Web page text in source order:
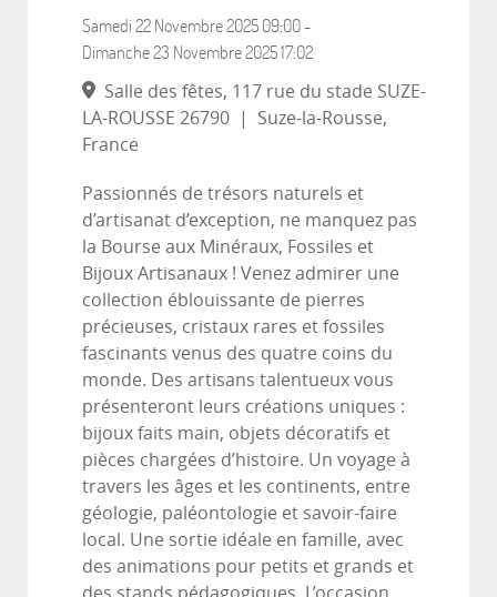
Samedi 22 Novembre 2025 09:00 -
Dimanche 23 Novembre 202517:02
Salle des fêtes, 117 rue du stade SUZE-
LA-ROUSSE 26790
|
Suze-la-Rousse,
France
Passionnés de trésors naturels et
d’artisanat d’exception, ne manquez pas
la Bourse aux Minéraux, Fossiles et
Bijoux Artisanaux ! Venez admirer une
collection éblouissante de pierres
précieuses, cristaux rares et fossiles
fascinants venus des quatre coins du
monde. Des artisans talentueux vous
présenteront leurs créations uniques :
bijoux faits main, objets décoratifs et
pièces chargées d’histoire. Un voyage à
travers les âges et les continents, entre
géologie, paléontologie et savoir-faire
local. Une sortie idéale en famille, avec
des animations pour petits et grands et